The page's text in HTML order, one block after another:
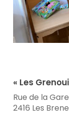
« Les
Rue de la Gare
2416 Les